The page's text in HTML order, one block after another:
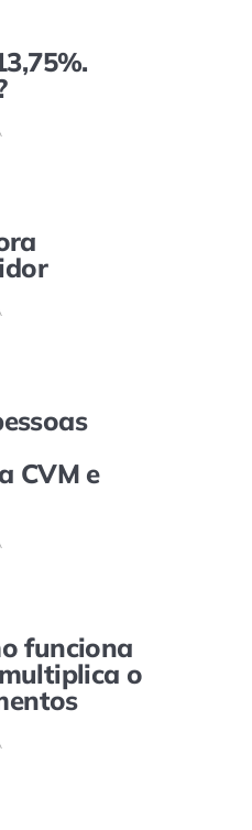
CVM e
funciona
o